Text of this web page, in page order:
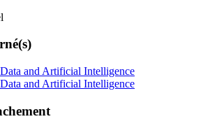
and Artificial Intelligence
and Artificial Intelligence